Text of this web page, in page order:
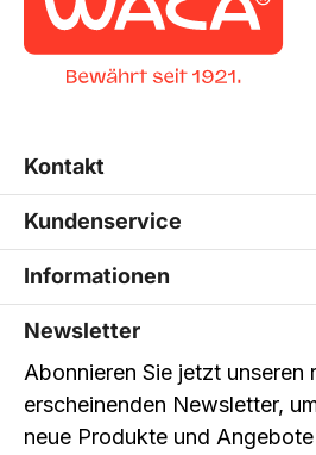
Kontakt
Kundenservice
Informationen
Newsletter
Abonnieren Sie jetzt unseren
erscheinenden Newsletter,
neue Produkte und